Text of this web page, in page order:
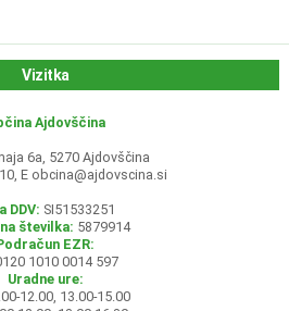
Vizitka
Ajdovščina
6a, 5270 Ajdovščina
E obcina@ajdovscina.si
DDV: SI51533251
številka: 5879914
EZR:
1010 0014 597
Uradne ure:
12.00, 13.00-15.00